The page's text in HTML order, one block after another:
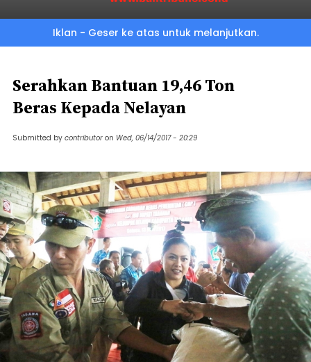
Iklan - Geser ke atas untuk melanjutkan.
Serahkan Bantuan 19,46 Ton
Beras Kepada Nelayan
Submitted by contributor on Wed, 06/14/2017 - 20:29